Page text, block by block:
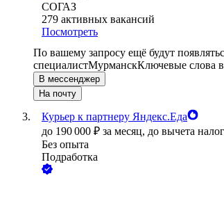
СОГАЗ
279 активных вакансий
Посмотреть
По вашему запросу ещё будут
специалистМурманскКлючевые слова
В мессенджер
На почту
Курьер к партнеру Яндекс.Еда
до 190 000 ₽ за месяц, до вычета
Без опыта
Подработка